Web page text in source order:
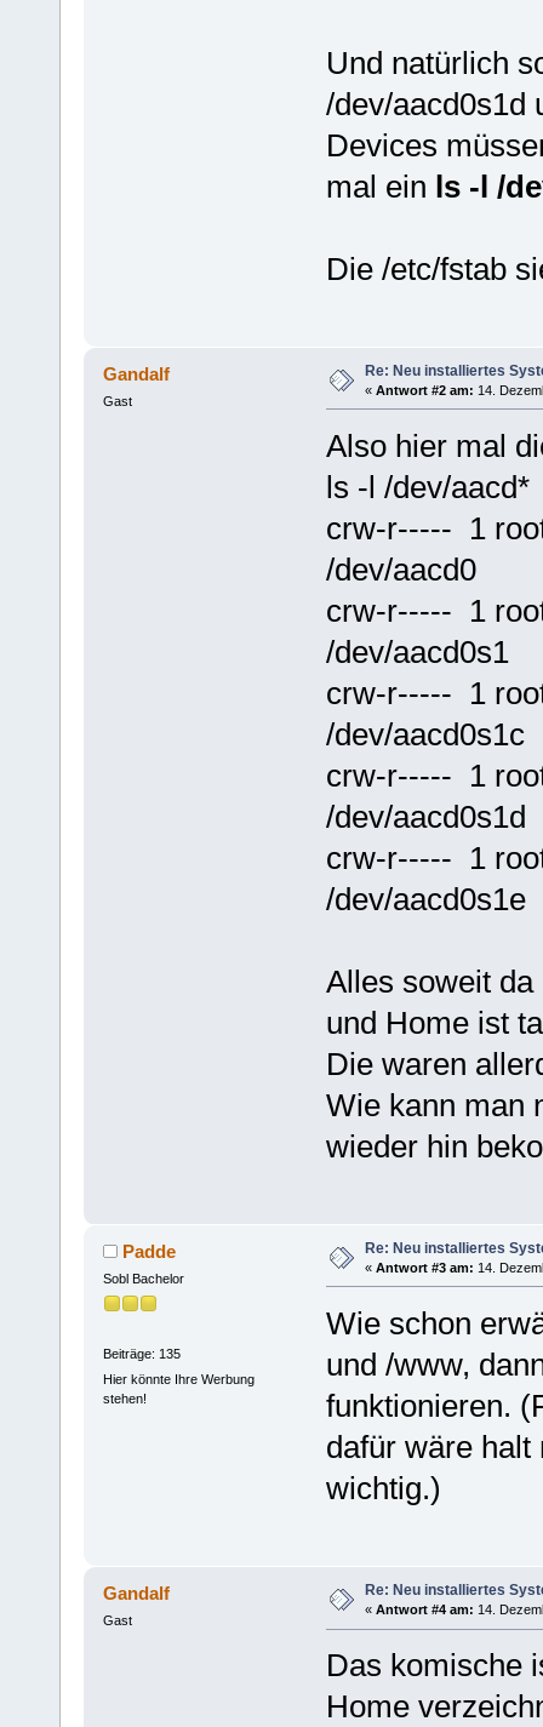
Und natürlich
/dev/aacd0s1d
Devices
mal ein ls -l /
Die /etc/fstab
Gandalf
Gast
Re: Neu installiertes
« Antwort #2 am: 14.
Also hier mal
ls -l /dev/aacd*
crw-r----- 1
/dev/aacd0
crw-r----- 1
/dev/aacd0s1
crw-r----- 1
/dev/aacd0s1c
crw-r----- 1
/dev/aacd0s1d
crw-r----- 1
/dev/aacd0s1e
Alles soweit da
und Home ist
Die waren
Wie kann man
wieder hin
Padde
Sobl Bachelor
Beiträge: 135
Hier könnte Ihre Werbung
stehen!
Re: Neu installiertes
« Antwort #3 am: 14.
Wie schon
und /www,
funktionieren.
dafür wäre halt
wichtig.)
Gandalf
Gast
Re: Neu installiertes
« Antwort #4 am: 14.
Das komische
Home